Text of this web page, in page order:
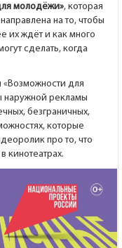
молодёжи», которая
на то, чтобы
их ждёт и как много
сделать, когда
«Возможности для
рекламы
безграничных,
которые
про то, что
кинотеатрах.